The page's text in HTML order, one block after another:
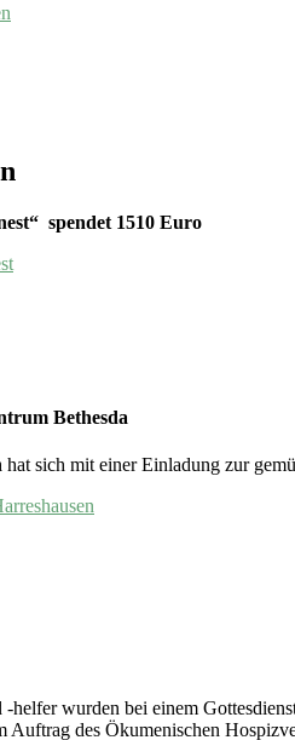
spendet 1510 Euro
Bethesda
hat sich mit einer Einladung zur
-helfer wurden bei einem
Auftrag des Ökumenischen